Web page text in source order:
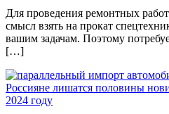
Для проведения ремонтных
смысл взять на прокат
вашим задачам. Поэтому
[…]
Россияне лишатся половины
2024 году